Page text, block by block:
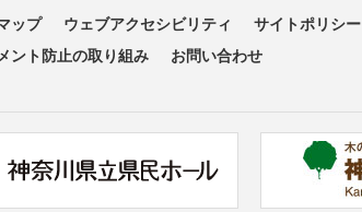
ップ ウェブアクセシビリティ サイトポリシー
ント防止の取り組み
お問い合わせ